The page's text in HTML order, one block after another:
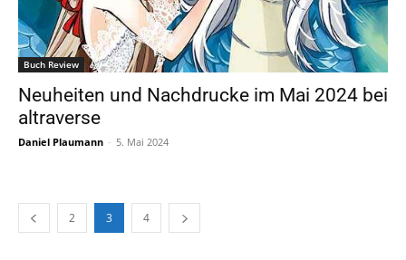
Buch Review
Neuheiten und Nachdrucke im Mai 2024 bei
altraverse
Daniel Plaumann - 5. Mai 2024
2 3 4